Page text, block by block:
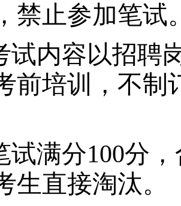
禁止参加笔试
试内容以招聘
前培训，不制
试满分100分
生直接淘汰。